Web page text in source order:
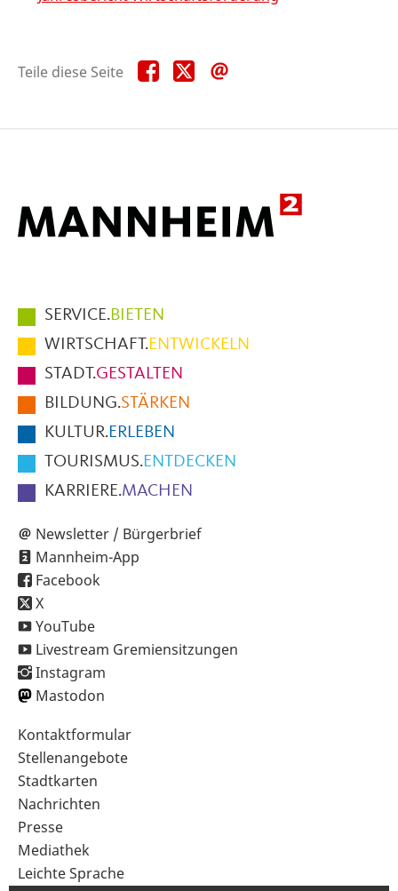
Teile diese Seite Teile
diese
Teile
diese
Hauptmenüpunkte
im
Fußbereich
der
Seite
SERVICE.BIETEN
WIRTSCHAFT.ENTWICKELN
STADT.GESTALTEN
BILDUNG.STÄRKEN
KULTUR.ERLEBEN
TOURISMUS.ENTDECKEN
KARRIERE.MACHEN
Newsletter / Bürgerbrief
Mannheim-App
Facebook
X
YouTube
Livestream Gremiensitzungen
Instagram
Mastodon
Sekundärnavigation
im
Fußbereich
Kontaktformular
Stellenangebote
Stadtkarten
Nachrichten
Presse
Mediathek
Leichte Sprache